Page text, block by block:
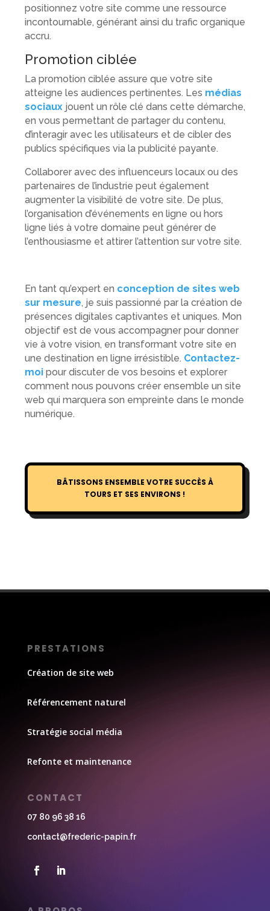
positionnez votre site comme une ressource
incontournable, générant ainsi du trafic organique
accru.
Promotion ciblée
La promotion ciblée assure que votre site
atteigne les audiences pertinentes. Les médias
sociauxjouent un rôle clé dans cette démarche,
en vous permettant de partager du contenu,
d’interagir avec les utilisateurs et de cibler des
publics spécifiques via la publicité payante.
Collaborer avec des influenceurs locaux ou des
partenaires de l’industrie peut également
augmenter la visibilité de votre site. De plus,
l’organisation d’événements en ligne ou hors
ligne liés à votre domaine peut générer de
l’enthousiasme et attirer l’attention sur votre site.
En tant qu’expert en conception de sites web
sur mesure, je suis passionné par la création de
présences digitales captivantes et uniques. Mon
objectif est de vous accompagner pour donner
vie à votre vision, en transformant votre site en
une destination en ligne irrésistible. Contactez-
moipour discuter de vos besoins et explorer
comment nous pouvons créer ensemble un site
web qui marquera son empreinte dans le monde
numérique.
BÂTISSONS ENSEMBLE VOTRE SUCCÈS À
TOURS ET SES ENVIRONS !
PRESTATIONS
Création de site web
Référencement naturel
Stratégie social média
Refonte et maintenance
CONTACT
07 80 96 38 16
contact@frederic-papin.fr